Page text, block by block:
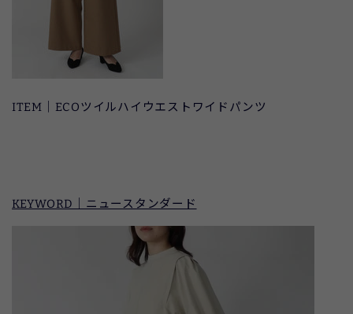
ITEM｜ECOツイルハイウエストワイドパンツ
KEYWORD｜ニュースタンダード